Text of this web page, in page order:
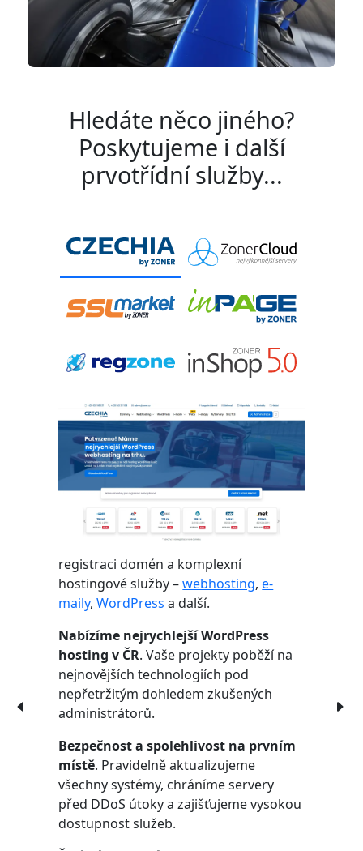
Hledáte něco jiného?
Poskytujeme i další
prvotřídní služby...
registraci domén a komplexní
hostingové služby –webhosting,e-
maily,WordPress a další.
Nabízíme nejrychlejší WordPress
hosting v ČR. Vaše projekty poběží na
nejnovějších technologiích pod
nepřetržitým dohledem zkušených
administrátorů.
Bezpečnost a spolehlivost na prvním
místě. Pravidelně aktualizujeme
všechny systémy, chráníme servery
před DDoS útoky a zajišťujeme vysokou
dostupnost služeb.